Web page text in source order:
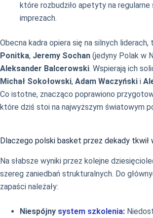
które rozbudziło apetyty na
imprezach.
Obecna kadra opiera się na silnych liderach,
Ponitka, Jeremy Sochan (jedyny Polak w
Aleksander Balcerowski. Wspierają ich
Michał Sokołowski, Adam Waczyński i
Co istotne, znacząco poprawiono
które dziś stoi na najwyższym światowym
Dlaczego polski basket przez dekady tkwił
Na słabsze wyniki przez kolejne
szereg zaniedbań strukturalnych. Do
zapaści należały:
Niespójny system szkolenia: